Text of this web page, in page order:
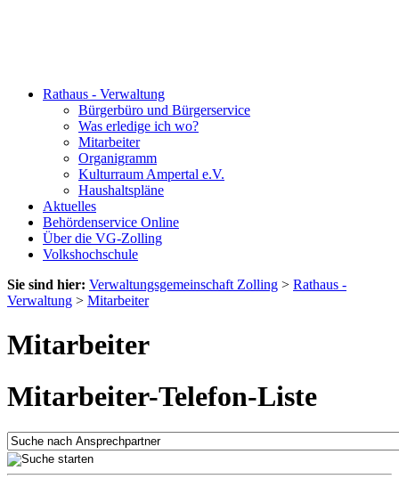
Rathaus - Verwaltung
Bürgerbüro und Bürgerservice
Was erledige ich wo?
Mitarbeiter
Organigramm
Kulturraum Ampertal e.V.
Haushaltspläne
Aktuelles
Behördenservice Online
Über die VG-Zolling
Volkshochschule
Sie sind hier: Verwaltungsgemeinschaft Zolling > Rathaus -
Verwaltung > Mitarbeiter
Mitarbeiter
Mitarbeiter-Telefon-Liste